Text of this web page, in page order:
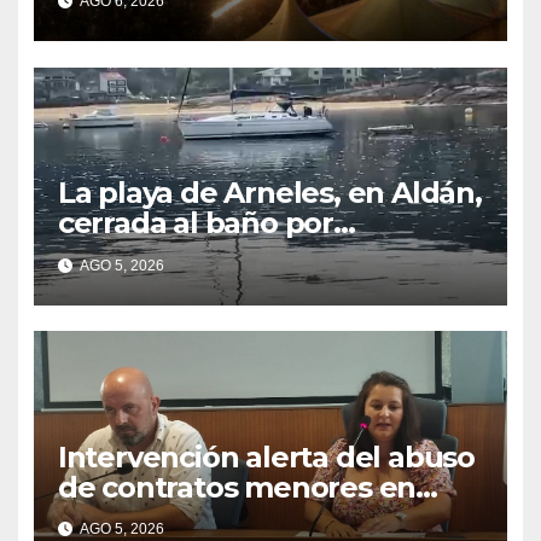
La playa de Arneles, en Aldán,
cerrada al baño por
contaminación del agua tras
detectarse restos fecales
AGO 5, 2026
Intervención alerta del abuso
de contratos menores en
2025
AGO 5, 2026